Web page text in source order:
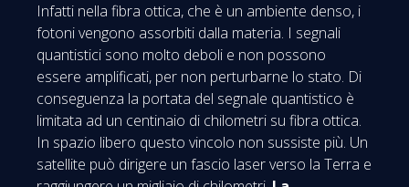
Infatti nella fibra ottica, che è un ambiente denso, i
fotoni vengono assorbiti dalla materia. I segnali
quantistici sono molto deboli e non possono
essere amplificati, per non perturbarne lo stato. Di
conseguenza la portata del segnale quantistico è
limitata ad un centinaio di chilometri su fibra ottica.
In spazio libero questo vincolo non sussiste più. Un
satellite può dirigere un fascio laser verso la Terra e